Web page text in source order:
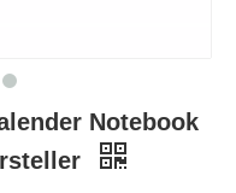
Notebook